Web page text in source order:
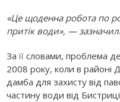
«Це щоденна робота по
притік води», —
За її словами, проблема
2008 року, коли в районі
дамба для захисту від
частину води від